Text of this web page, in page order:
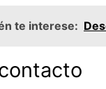
te interese: